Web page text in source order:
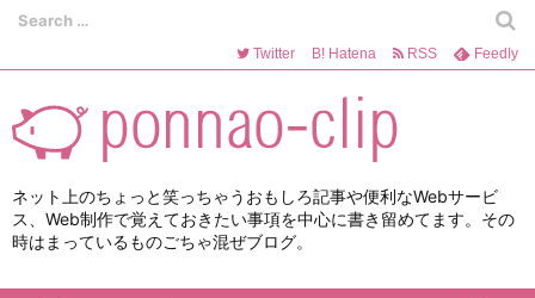
ネット上のちょっと笑っちゃうおもしろ記事や便利なWebサービ
ス、Web制作で覚えておきたい事項を中心に書き留めてます。その
時はまっているものごちゃ混ぜブログ。
Twitter B! Hatena RSS Feedly